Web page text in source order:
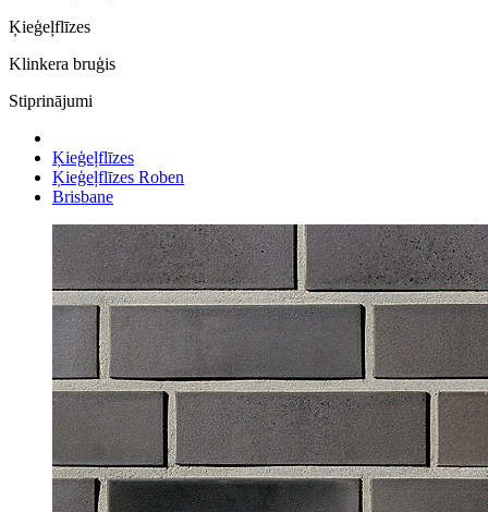
Ķieģeļflīzes
Klinkera bruģis
Stiprinājumi
Ķieģeļflīzes
Ķieģeļflīzes Roben
Brisbane